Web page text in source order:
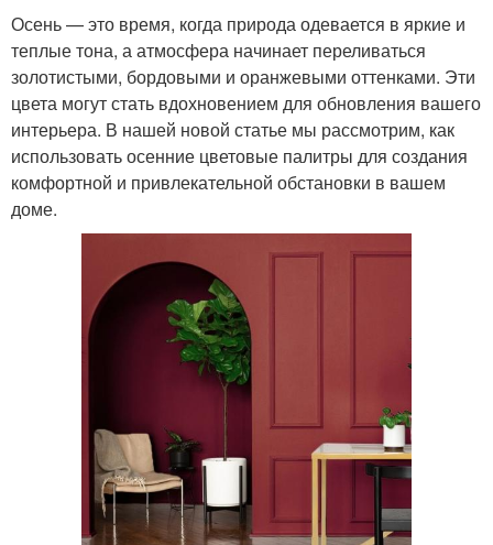
Осень — это время, когда природа одевается в яркие и
теплые тона, а атмосфера начинает переливаться
золотистыми, бордовыми и оранжевыми оттенками. Эти
цвета могут стать вдохновением для обновления вашего
интерьера. В нашей новой статье мы рассмотрим, как
использовать осенние цветовые палитры для создания
комфортной и привлекательной обстановки в вашем
доме.